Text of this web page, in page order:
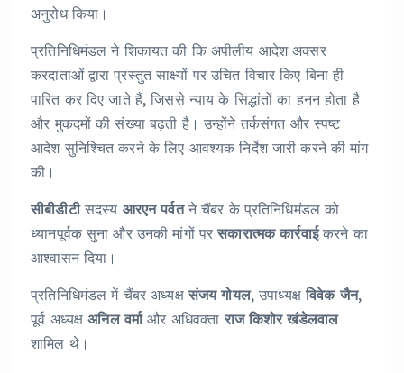
अनुरोध किया।
प्रतिनिधिमंडल ने शिकायत की कि अपीलीय आदेश अक्सर
करदाताओं द्वारा प्रस्तुत साक्ष्यों पर उचित विचार किए बिना ही
पारित कर दिए जाते हैं, जिससे न्याय के सिद्धांतों का हनन होता है
और मुकदमों की संख्या बढ़ती है। उन्होंने तर्कसंगत और स्पष्ट
आदेश सुनिश्चित करने के लिए आवश्यक निर्देश जारी करने की मांग
की।
सीबीडीटीसदस्य आरएन पर्वतने चैंबर के प्रतिनिधिमंडल को
ध्यानपूर्वक सुना और उनकी मांगों परसकारात्मक कार्रवाईकरने का
आश्वासन दिया।
प्रतिनिधिमंडल में चैंबर अध्यक्षसंजय गोयल, उपाध्यक्षविवेक जैन,
पूर्व अध्यक्षअनिल वर्माऔर अधिवक्ताराज किशोर खंडेलवाल
शामिल थे।